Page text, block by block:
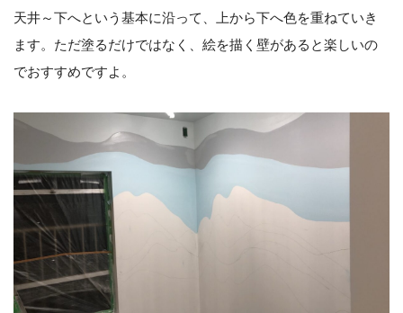
天井～下へという基本に沿って、上から下へ色を重ねていき
ます。ただ塗るだけではなく、絵を描く壁があると楽しいの
でおすすめですよ。